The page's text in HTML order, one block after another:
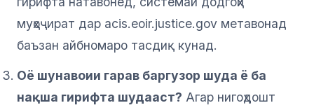
муҳоҷират дар acis.eoir.justice.gov метавонад
баъзан айбномаро тасдиқ кунад.
Оё шунавоии гарав баргузор шуда ё ба
нақша гирифта шудааст? Агар нигоҳдошт